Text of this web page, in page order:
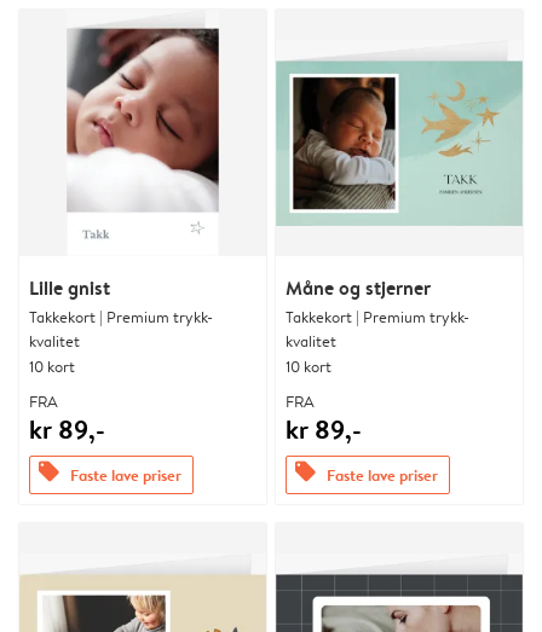
Lille gnist
Takkekort | Premium trykk-
kvalitet
10 kort
FRA
kr 89,-
offers Faste lave priser
Måne og stjerner
Takkekort | Premium trykk-
kvalitet
10 kort
FRA
kr 89,-
offers Faste lave priser